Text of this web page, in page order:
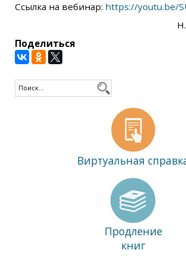
Ссылка на вебинар: https://youtu.be/
Поделиться
Виртуальная
Продление
книг